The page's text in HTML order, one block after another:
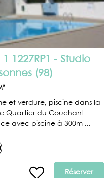
1 1227RP1 - Studio
(98)
et verdure, piscine dans la
Quartier du Couchant
avec piscine à 300m ...
Réserver